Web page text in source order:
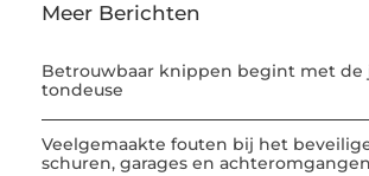
Meer Berichten
Betrouwbaar knippen begint met de
tondeuse
Veelgemaakte fouten bij het
schuren, garages en achteromgangen